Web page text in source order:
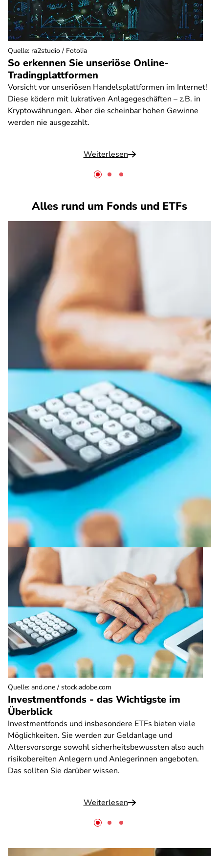
So erkennen Sie unseriöse Online-
Tradingplattformen
Vorsicht vor unseriösen Handelsplattformen im Internet!
Diese ködern mit lukrativen Anlagegeschäften – z.B. in
Kryptowährungen. Aber die scheinbar hohen Gewinne
werden nie ausgezahlt.
Weiterlesen
Quelle: ra2studio / Fotolia
Alles rund um Fonds und ETFs
Investmentfonds - das Wichtigste im
Überblick
Investmentfonds und insbesondere ETFs bieten viele
Möglichkeiten. Sie werden zur Geldanlage und
Altersvorsorge sowohl sicherheitsbewussten also auch
risikobereiten Anlegern und Anlegerinnen angeboten.
Das sollten Sie darüber wissen.
Weiterlesen
Quelle: and.one / stock.adobe.com